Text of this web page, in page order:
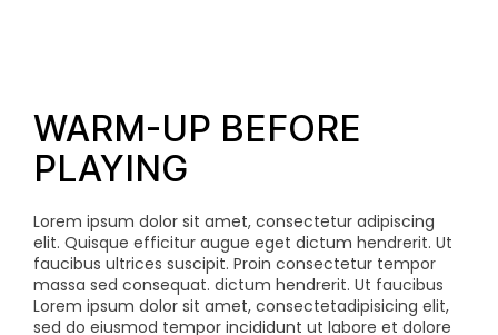
WARM-UP BEFORE
PLAYING
Lorem ipsum dolor sit amet, consectetur adipiscing
elit. Quisque efficitur augue eget dictum hendrerit. Ut
faucibus ultrices suscipit. Proin consectetur tempor
massa sed consequat. dictum hendrerit. Ut faucibus
Lorem ipsum dolor sit amet, consectetadipisicing elit,
sed do eiusmod tempor incididunt ut labore et dolore